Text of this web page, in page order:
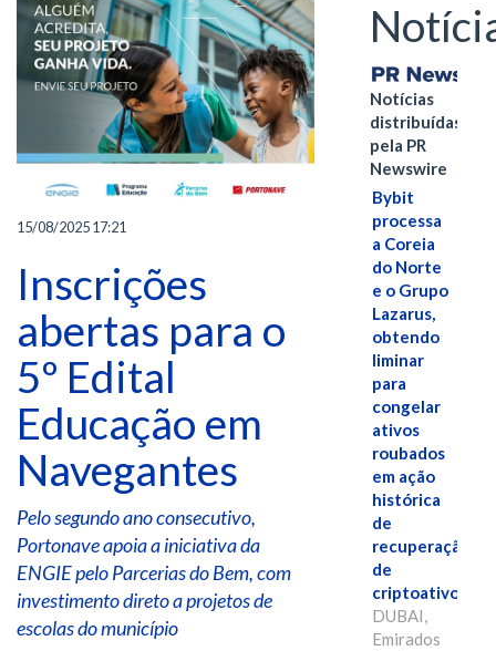
15/08/2025 17:21
Inscrições
abertas para o
5º Edital
Educação em
Navegantes
Pelo segundo ano consecutivo,
Portonave apoia a iniciativa da
ENGIE pelo Parcerias do Bem, com
investimento direto a projetos de
escolas do município
Notícias
distribuídas
pela PR
Newswire
Bybit
processa
a Coreia
do Norte
e o Grupo
Lazarus,
obtendo
liminar
para
congelar
ativos
roubados
em ação
histórica
de
recuperação
de
criptoativos
DUBAI,
Emirados